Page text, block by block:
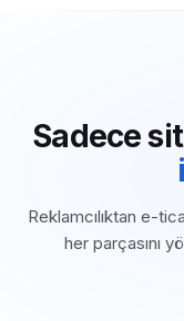
Sadece
Reklamcılıktan e-
her parçasını